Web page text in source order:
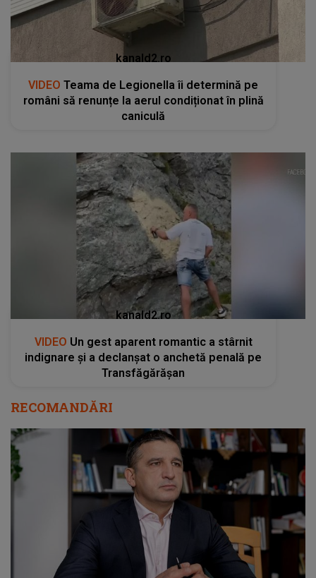
kanald2.ro
VIDEO Teama de Legionella îi determină pe
români să renunțe la aerul condiționat în plină
caniculă
kanald2.ro
VIDEO Un gest aparent romantic a stârnit
indignare și a declanșat o anchetă penală pe
Transfăgărășan
RECOMANDĂRI